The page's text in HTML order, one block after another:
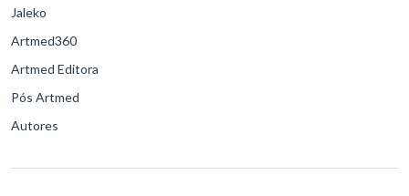
Jaleko
Artmed360
Artmed Editora
Pós Artmed
Autores